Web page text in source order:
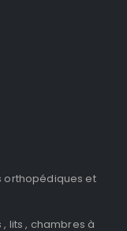
orthopédiques et
, lits , chambres à